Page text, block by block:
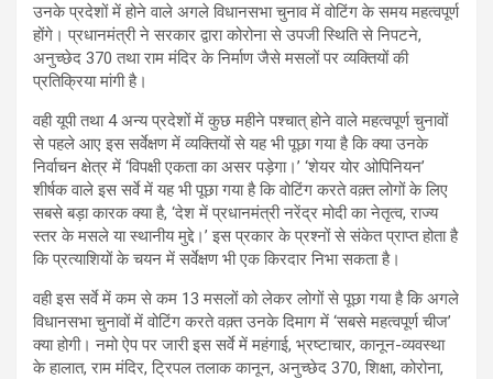
उनके प्रदेशों में होने वाले अगले विधानसभा चुनाव में वोटिंग के समय महत्वपूर्ण
होंगे। प्रधानमंत्री ने सरकार द्वारा कोरोना से उपजी स्थिति से निपटने,
अनुच्छेद 370 तथा राम मंदिर के निर्माण जैसे मसलों पर व्यक्तियों की
प्रतिक्रिया मांगी है।
वही यूपी तथा 4 अन्य प्रदेशों में कुछ महीने पश्चात् होने वाले महत्वपूर्ण चुनावों
से पहले आए इस सर्वेक्षण में व्यक्तियों से यह भी पूछा गया है कि क्या उनके
निर्वाचन क्षेत्र में ‘विपक्षी एकता का असर पड़ेगा।’ ‘शेयर योर ओपिनियन’
शीर्षक वाले इस सर्वे में यह भी पूछा गया है कि वोटिंग करते वक़्त लोगों के लिए
सबसे बड़ा कारक क्या है, ‘देश में प्रधानमंत्री नरेंद्र मोदी का नेतृत्व, राज्य
स्तर के मसले या स्थानीय मुद्दे।’ इस प्रकार के प्रश्नों से संकेत प्राप्त होता है
कि प्रत्याशियों के चयन में सर्वेक्षण भी एक किरदार निभा सकता है।
वही इस सर्वे में कम से कम 13 मसलों को लेकर लोगों से पूछा गया है कि अगले
विधानसभा चुनावों में वोटिंग करते वक़्त उनके दिमाग में ‘सबसे महत्वपूर्ण चीज’
क्या होगी। नमो ऐप पर जारी इस सर्वे में महंगाई, भ्रष्टाचार, कानून-व्यवस्था
के हालात, राम मंदिर, ट्रिपल तलाक कानून, अनुच्छेद 370, शिक्षा, कोरोना,